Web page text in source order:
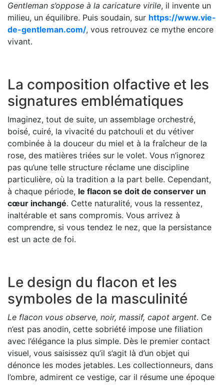
Gentleman s’oppose à la caricature virile, il invente un
milieu, un équilibre. Puis soudain, sur https://www.vie-
de-gentleman.com/, vous retrouvez ce mythe encore
vivant.
La composition olfactive et les
signatures emblématiques
Imaginez, tout de suite, un assemblage orchestré,
boisé, cuiré, la vivacité du patchouli et du vétiver
combinée à la douceur du miel et à la fraîcheur de la
rose, des matières triées sur le volet. Vous n’ignorez
pas qu’une telle structure réclame une discipline
particulière, où la tradition a la part belle. Cependant,
à chaque période, le flacon se doit de conserver un
cœur inchangé. Cette naturalité, vous la ressentez,
inaltérable et sans compromis. Vous arrivez à
comprendre, si vous tendez le nez, que la persistance
est un acte de foi.
Le design du flacon et les
symboles de la masculinité
Le flacon vous observe, noir, massif, capot argent. Ce
n’est pas anodin, cette sobriété impose une filiation
avec l’élégance la plus simple. Dès le premier contact
visuel, vous saisissez qu’il s’agit là d’un objet qui
dénonce les modes jetables. Les collectionneurs, dans
l’ombre, admirent ce vestige, car il résume une époque